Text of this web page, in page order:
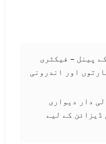
پینل – فیکٹری
اور اندرونی
دار دیواری
ڈیزائن کے لیے